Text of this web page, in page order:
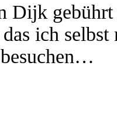
Dijk
ich